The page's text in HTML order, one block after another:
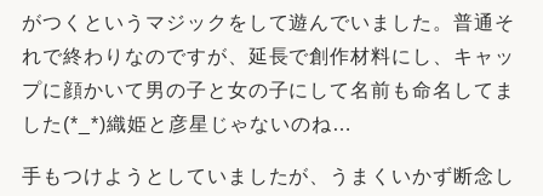
がつくというマジックをして遊んでいました。普通そ
れで終わりなのですが、延長で創作材料にし、キャッ
プに顔かいて男の子と女の子にして名前も命名してま
した(*_*)織姫と彦星じゃないのね…
手もつけようとしていましたが、うまくいかず断念し